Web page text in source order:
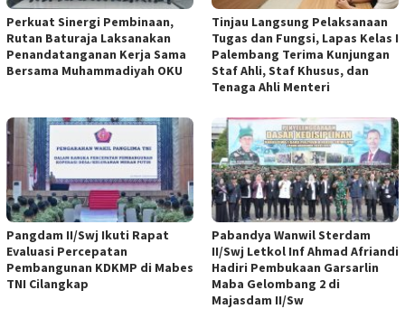
Perkuat Sinergi Pembinaan,
Rutan Baturaja Laksanakan
Penandatanganan Kerja Sama
Bersama Muhammadiyah OKU
Tinjau Langsung Pelaksanaan
Tugas dan Fungsi, Lapas Kelas I
Palembang Terima Kunjungan
Staf Ahli, Staf Khusus, dan
Tenaga Ahli Menteri
Pangdam II/Swj Ikuti Rapat
Evaluasi Percepatan
Pembangunan KDKMP di Mabes
TNI Cilangkap
Pabandya Wanwil Sterdam
II/Swj Letkol Inf Ahmad Afriandi
Hadiri Pembukaan Garsarlin
Maba Gelombang 2 di
Majasdam II/Sw